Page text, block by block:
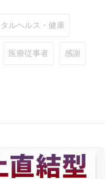
タルヘルス・健康
医療従事者 感謝